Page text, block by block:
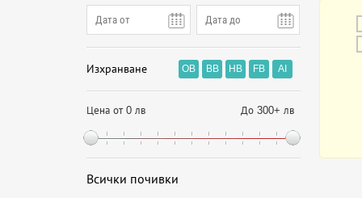
Изхранване OB BB HB FB AI
Цена от 0 лв До 300+ лв
Всички почивки